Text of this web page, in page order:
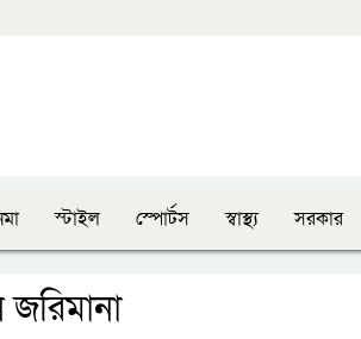
স্টাইল স্পোর্টস স্বাস্থ্য সরকার